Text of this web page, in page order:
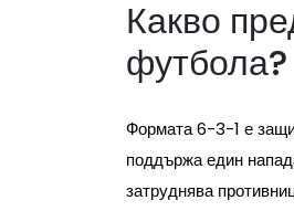
Какво
футбола?
Формата 6-3-1 е
поддържа един
затруднява